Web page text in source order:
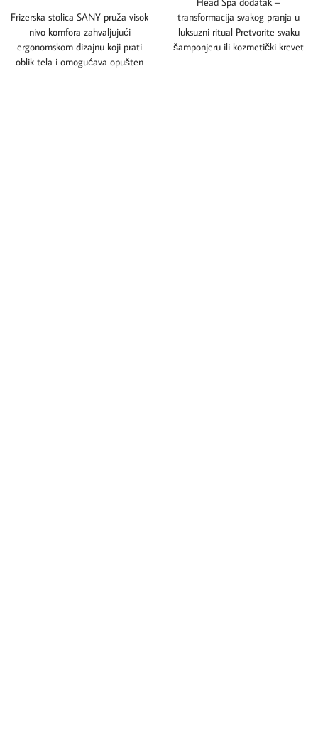
Frizerska stolica SANY pruža visok
nivo komfora zahvaljujući
ergonomskom dizajnu koji prati
oblik tela i omogućava opušten
transformacija svakog pranja u
luksuzni ritual Pretvorite svaku
šamponjeru ili kozmetički krevet